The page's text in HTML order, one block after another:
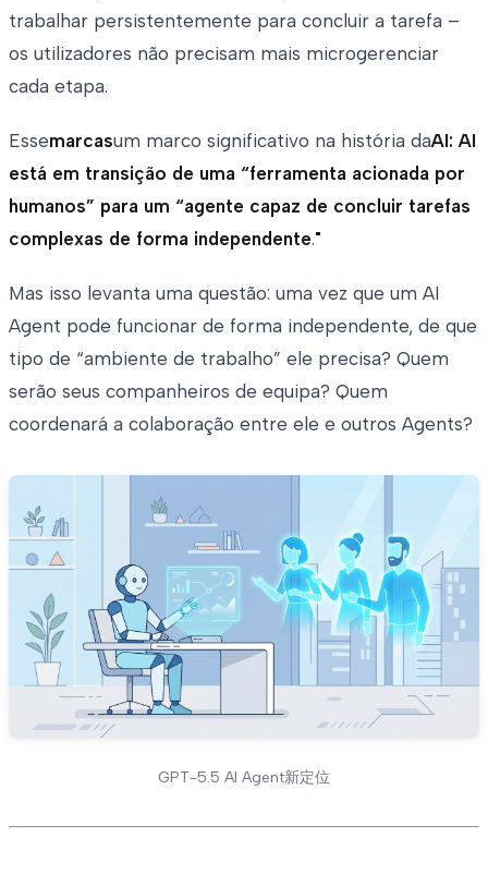
trabalhar persistentemente para concluir a tarefa –
os utilizadores não precisam mais microgerenciar
cada etapa.
Essemarcasum marco significativo na história daAI: AI
está em transição de uma “ferramenta acionada por
humanos” para um “agente capaz de concluir tarefas
complexas de forma independente."
Mas isso levanta uma questão: uma vez que um AI
Agent pode funcionar de forma independente, de que
tipo de “ambiente de trabalho” ele precisa? Quem
serão seus companheiros de equipa? Quem
coordenará a colaboração entre ele e outros Agents?
GPT-5.5 AI Agent新定位